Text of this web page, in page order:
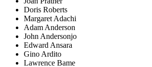
Doris Roberts
Margaret Adachi
Adam Anderson
John Andersonjo
Edward Ansara
Gino Ardito
Lawrence Bame